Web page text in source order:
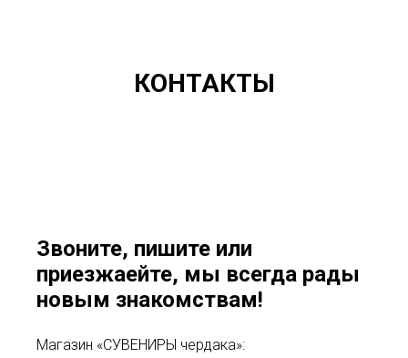
КОНТАКТЫ
Звоните, пишите или
приезжаейте, мы всегда рады
новым знакомствам!
Магазин «СУВЕНИРЫ чердака»: